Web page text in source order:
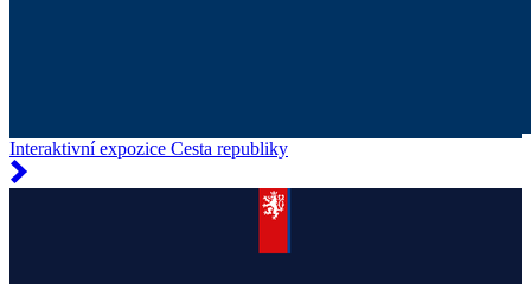
Interaktivní expozice Cesta republiky